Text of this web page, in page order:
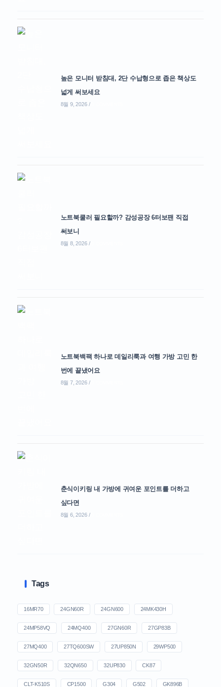
높은 모니터 받침대, 2단 수납형으로 좁은 책상도
넓게 써보세요
8월 9, 2026 /
노트북쿨러 필요할까? 감성공장 6터보팬 직접
써보니
8월 8, 2026 /
노트북백팩 하나로 데일리룩과 여행 가방 고민 한
번에 끝냈어요
8월 7, 2026 /
춘식이키링 내 가방에 귀여운 포인트를 더하고
싶다면
8월 6, 2026 /
Tags
16MR70 24GN60R 24GN600 24MK430H
24MP58VQ 24MQ400 27GN60R 27GP83B
27MQ400 27TQ600SW 27UP850N 29WP500
32GN50R 32QN650 32UP830 CK87
CLT-K510S CP1500 G304 G502 GK896B